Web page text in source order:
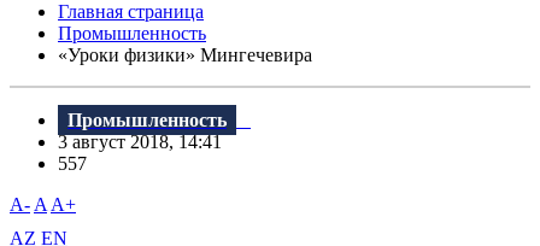
Главная страница
Промышленность
«Уроки физики» Mингечевира
Промышленность
3 август 2018, 14:41
557
A- A A+
AZ EN